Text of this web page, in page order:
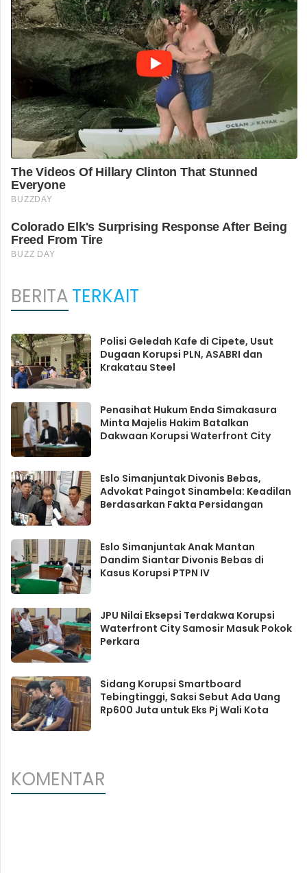
BERITATERKAIT
Polisi Geledah Kafe di Cipete, Usut
Dugaan Korupsi PLN, ASABRI dan
Krakatau Steel
Penasihat Hukum Enda Simakasura
Minta Majelis Hakim Batalkan
Dakwaan Korupsi Waterfront City
Eslo Simanjuntak Divonis Bebas,
Advokat Paingot Sinambela: Keadilan
Berdasarkan Fakta Persidangan
Eslo Simanjuntak Anak Mantan
Dandim Siantar Divonis Bebas di
Kasus Korupsi PTPN IV
JPU Nilai Eksepsi Terdakwa Korupsi
Waterfront City Samosir Masuk Pokok
Perkara
Sidang Korupsi Smartboard
Tebingtinggi, Saksi Sebut Ada Uang
Rp600 Juta untuk Eks Pj Wali Kota
KOMENTAR